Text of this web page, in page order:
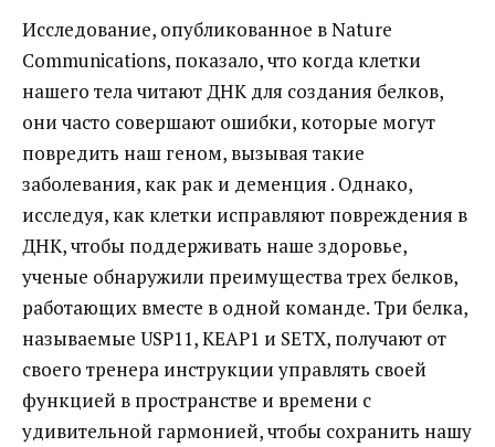
Исследование, опубликованное в Nature
Communications, показало, что когда клетки
нашего тела читают ДНК для создания белков,
они часто совершают ошибки, которые могут
повредить наш геном, вызывая такие
заболевания, как рак и деменция . Однако,
исследуя, как клетки исправляют повреждения в
ДНК, чтобы поддерживать наше здоровье,
ученые обнаружили преимущества трех белков,
работающих вместе в одной команде. Три белка,
называемые USP11, KEAP1 и SETX, получают от
своего тренера инструкции управлять своей
функцией в пространстве и времени с
удивительной гармонией, чтобы сохранить нашу